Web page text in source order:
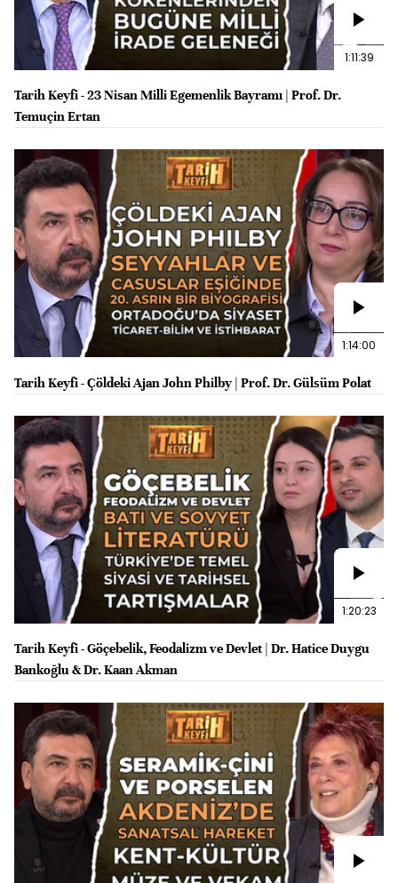
1:11:39
Tarih Keyfi - 23 Nisan Milli Egemenlik Bayramı | Prof. Dr.
Temuçin Ertan
1:14:00
Tarih Keyfi - Çöldeki Ajan John Philby | Prof. Dr. Gülsüm Polat
1:20:23
Tarih Keyfi - Göçebelik, Feodalizm ve Devlet | Dr. Hatice Duygu
Bankoğlu & Dr. Kaan Akman